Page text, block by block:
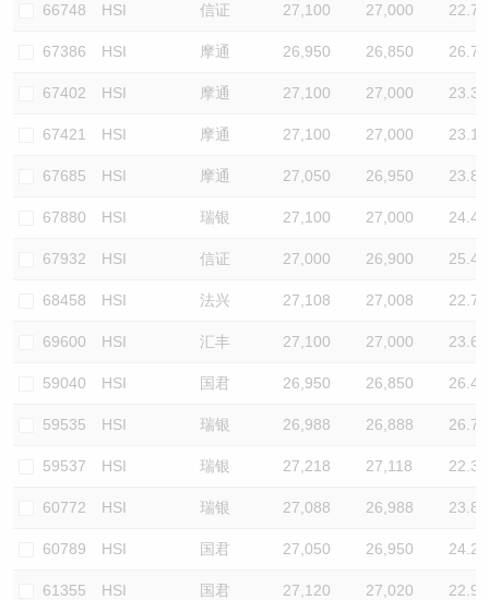
66748 HSI 信证 27,100 27,000 22.7
67386 HSI 摩通 26,950 26,850 26.7
67402 HSI 摩通 27,100 27,000 23.3
67421 HSI 摩通 27,100 27,000 23.1
67685 HSI 摩通 27,050 26,950 23.8
67880 HSI 瑞银 27,100 27,000 24.4
67932 HSI 信证 27,000 26,900 25.4
68458 HSI 法兴 27,108 27,008 22.7
69600 HSI 汇丰 27,100 27,000 23.6
59040 HSI 国君 26,950 26,850 26.4
59535 HSI 瑞银 26,988 26,888 26.7
59537 HSI 瑞银 27,218 27,118 22.3
60772 HSI 瑞银 27,088 26,988 23.8
60789 HSI 国君 27,050 26,950 24.2
61355 HSI 国君 27,120 27,020 22.9